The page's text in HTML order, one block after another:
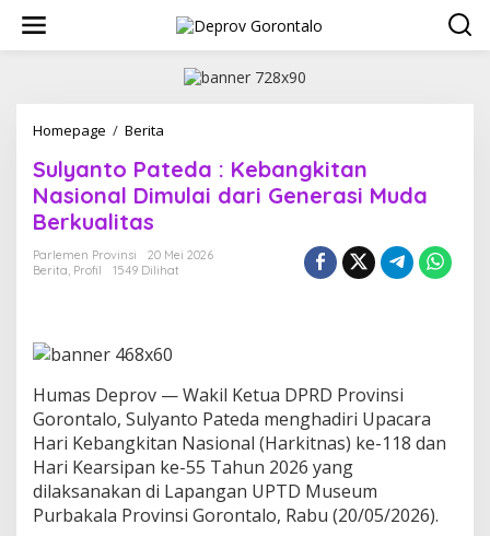
w
Homepage / Berita
l
y
a
t
o
e
d
K
e
b
a
n
g
Sulyanto Pateda : Kebangkitan
Nasional Dimulai dari Generasi Muda
Berkualitas
Parlemen Provinsi
20 Mei 2026
Berita, Profil 1549 Dilihat
Humas Deprov — Wakil Ketua DPRD Provinsi
Gorontalo, Sulyanto Pateda menghadiri Upacara
Hari Kebangkitan Nasional (Harkitnas) ke-118 dan
Hari Kearsipan ke-55 Tahun 2026 yang
dilaksanakan di Lapangan UPTD Museum
Purbakala Provinsi Gorontalo, Rabu (20/05/2026).